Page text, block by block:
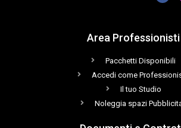
Area Professionisti
Pacchetti Disponibili
Accedi come
Il tuo Studio
Noleggia spazi